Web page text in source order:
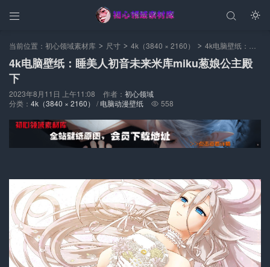
 

当前位置： 初心领域素材库 > 尺寸 > 4k（3840 × 2160） > 4k电脑壁纸：睡美人初音未来米库miku葱娘公主殿下
4k电脑壁纸：睡美人初音未来米库miku葱娘公主殿
下
2023年8月11日 上午11:08 作者： 初心领域
分类： 4k（3840 × 2160） /电脑动漫壁纸  558